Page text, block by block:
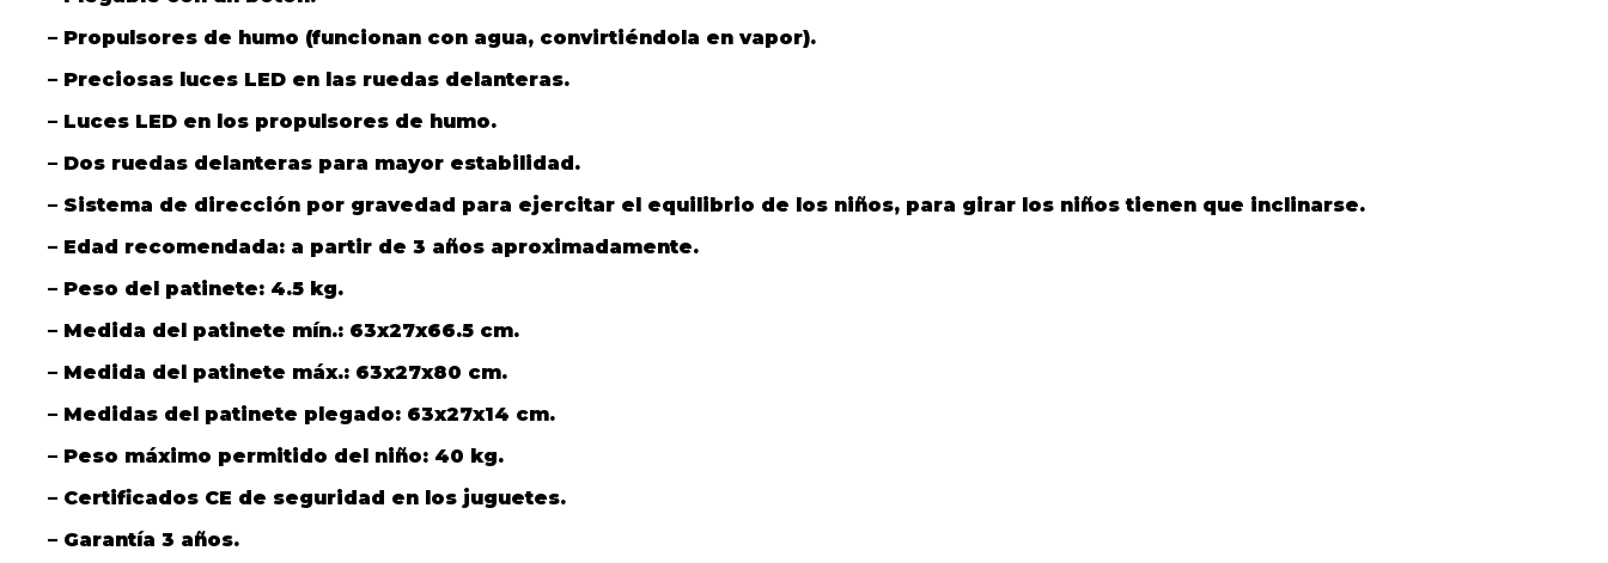
– Propulsores de humo (funcionan con agua, convirtiéndola en vapor).
– Preciosas luces LED en las ruedas delanteras.
– Luces LED en los propulsores de humo.
– Dos ruedas delanteras para mayor estabilidad.
– Sistema de dirección por gravedad para ejercitar el equilibrio de los niños, para girar los niños tienen que inclinarse.
– Edad recomendada: a partir de 3 años aproximadamente.
– Peso del patinete: 4.5 kg.
– Medida del patinete mín.: 63x27x66.5 cm.
– Medida del patinete máx.: 63x27x80 cm.
– Medidas del patinete plegado: 63x27x14 cm.
– Peso máximo permitido del niño: 40 kg.
– Certificados CE de seguridad en los juguetes.
– Garantía 3 años.